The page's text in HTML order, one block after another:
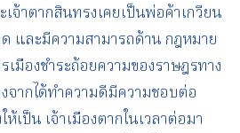
จ้าตากสินทรงเคยเป็นพ่อค้าเกวียน
และมีความสามารถด้าน กฎหมาย
เมืองชำระถ้อยความของราษฎรทาง
จากได้ทำความดีมีความชอบต่อ
เป็น เจ้าเมืองตากในเวลาต่อมา